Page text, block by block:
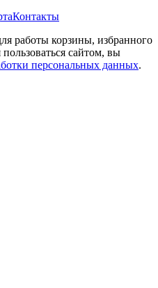
Контакты
работы корзины, избранного
сайтом, вы
персональных данных.